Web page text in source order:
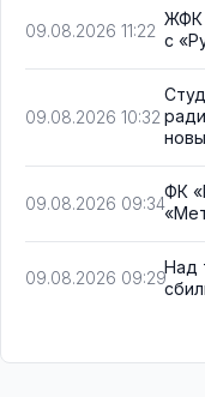
09.08.2026 11:22
ЖФК
с
09.08.2026 10:32
09.08.2026 09:34
ФК
09.08.2026 09:29
Над